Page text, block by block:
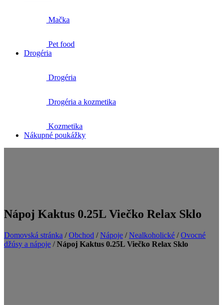
Mačka
Pet food
Drogéria
Drogéria
Drogéria a kozmetika
Kozmetika
Nákupné poukážky
Nápoj Kaktus 0.25L Viečko Relax Sklo
Domovská stránka /Obchod /Nápoje /Nealkoholické /Ovocné
džúsy a nápoje /Nápoj Kaktus 0.25L Viečko Relax Sklo